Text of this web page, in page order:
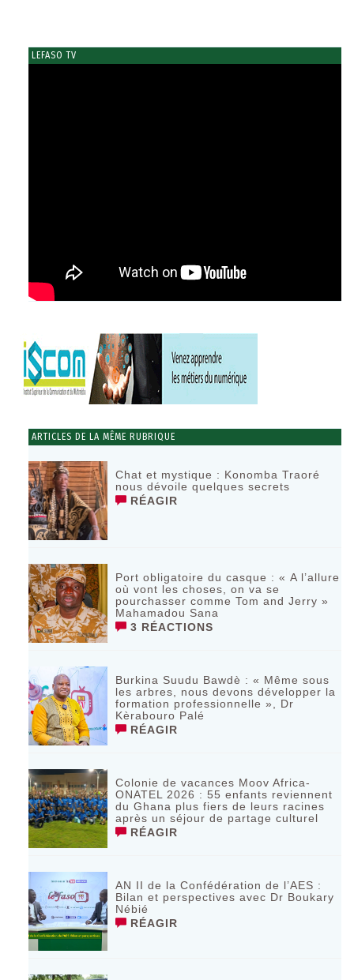
LEFASO TV
ARTICLES DE LA MÊME RUBRIQUE
Chat et mystique : Konomba Traoré
nous dévoile quelques secrets
RÉAGIR
Port obligatoire du casque : « A l’allure
où vont les choses, on va se
pourchasser comme Tom and Jerry »
Mahamadou Sana
3 RÉACTIONS
Burkina Suudu Bawdè : « Même sous
les arbres, nous devons développer la
formation professionnelle », Dr
Kèrabouro Palé
RÉAGIR
Colonie de vacances Moov Africa-
ONATEL 2026 : 55 enfants reviennent
du Ghana plus fiers de leurs racines
après un séjour de partage culturel
RÉAGIR
AN II de la Confédération de l’AES :
Bilan et perspectives avec Dr Boukary
Nébié
RÉAGIR